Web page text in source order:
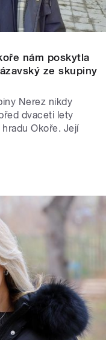
nám poskytla
ze skupiny
Nerez nikdy
dvaceti lety
Okoře. Její